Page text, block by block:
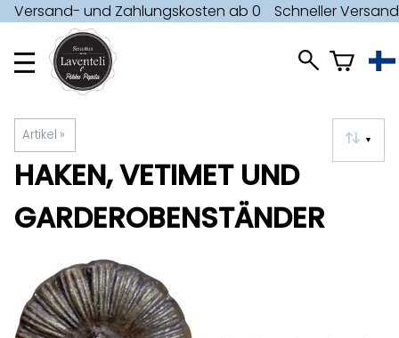
Versand- und Zahlungskosten ab 0
Schneller Versand
Artikel ‪» ▼
HAKEN, VETIMET UND
GARDEROBENSTÄNDER